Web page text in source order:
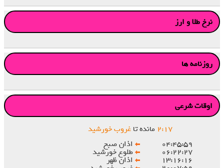
نرخ طلا و ارز
روزنامه ها
اوقات شرعی
۲:۱۷ مانده تاغروب خورشید
۰۴:۴۵:۵۹
اذان صبح
۰۶:۲۲:۲۷ طلوع خورشید
۱۳:۱۶:۱۶ اذان ظهر